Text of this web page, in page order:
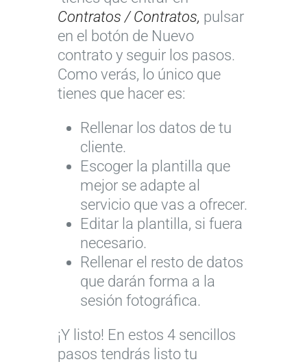
Contratos / Contratos, pulsar
en el botón de Nuevo
contrato y seguir los pasos.
Como verás, lo único que
tienes que hacer es:
Rellenar los datos de tu
cliente.
Escoger la plantilla que
mejor se adapte al
servicio que vas a ofrecer.
Editar la plantilla, si fuera
necesario.
Rellenar el resto de datos
que darán forma a la
sesión fotográfica.
¡Y listo! En estos 4 sencillos
pasos tendrás listo tu